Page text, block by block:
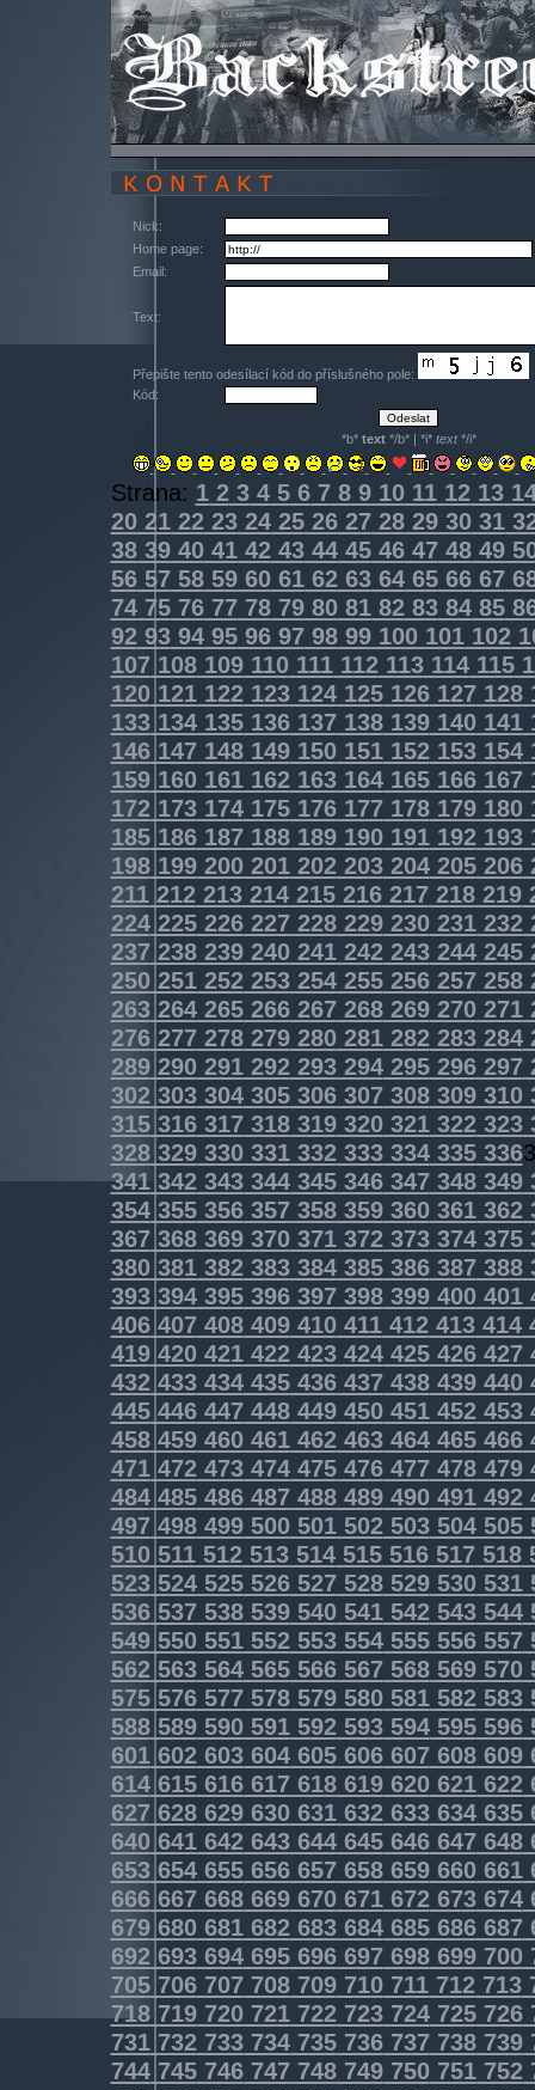
Nick:
Home page:
Email:
Text:
Přepište tento odesílací kód do příslušného pole:
Kód:
*b* text*/b* | *i* text*/i*
Strana: 12345678910111213
202122232425262728293031
383940414243444546474849
565758596061626364656667
747576777879808182838485
9293949596979899100101102
107108109110111112113114115
120121122123124125126127128
133134135136137138139140141
146147148149150151152153154
159160161162163164165166167
172173174175176177178179180
185186187188189190191192193
198199200201202203204205206
211212213214215216217218219
224225226227228229230231232
237238239240241242243244245
250251252253254255256257258
263264265266267268269270271
276277278279280281282283284
289290291292293294295296297
302303304305306307308309310
315316317318319320321322323
328329330331332333334335336
341342343344345346347348349
354355356357358359360361362
367368369370371372373374375
380381382383384385386387388
393394395396397398399400401
406407408409410411412413414
419420421422423424425426427
432433434435436437438439440
445446447448449450451452453
458459460461462463464465466
471472473474475476477478479
484485486487488489490491492
497498499500501502503504505
510511512513514515516517518
523524525526527528529530531
536537538539540541542543544
549550551552553554555556557
562563564565566567568569570
575576577578579580581582583
588589590591592593594595596
601602603604605606607608609
614615616617618619620621622
627 628629630631632633634635
640641642643644645646647648
653654655656657658659660661
666667668669670671672673674
679680681682683684685686687
692693694695696697698699700
705706707708709710711712713
718719720721722723724725726
731732733734735736737738739
744745746747748749750751752